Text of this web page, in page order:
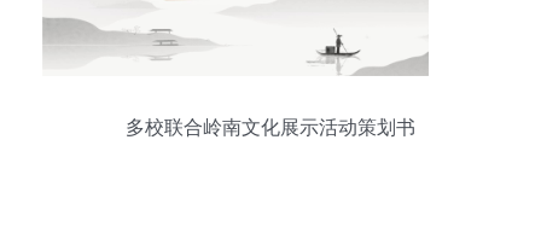
多校联合岭南文化展示活动策划书